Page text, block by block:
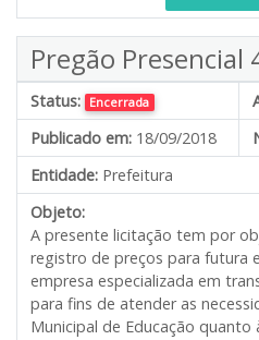
Pregão Presencial
Status: Encerrada
Publicado em: 18/09/2018
Entidade: Prefeitura
Objeto:
A presente licitação tem por
registro de preços para futura
empresa especializada em
para fins de atender as
Municipal de Educação